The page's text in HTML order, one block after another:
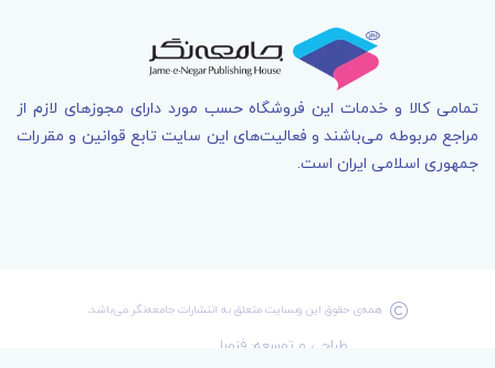
تمامی کالا و خدمات اين فروشگاه حسب مورد دارای مجوزهای لازم از
مراجع مربوطه می‌باشند و فعاليت‌های اين سايت تابع قوانين و مقررات
جمهوری اسلامی ايران است.
همه‌ی حقوق اين وبسايت متعلق به انتشارات جامعه­‌نگر می‌باشد.
طراحی و توسعه: فنورا